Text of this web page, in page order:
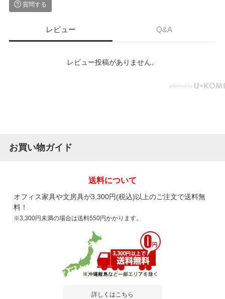
質問する
レビュー Q&A
レビュー投稿がありません。
お買い物ガイド
送料について
オフィス家具や文房具が3,300円(税込)以上のご注文で送料無
料！
※3,300円未満の場合は送料550円かかります。
詳しくはこちら